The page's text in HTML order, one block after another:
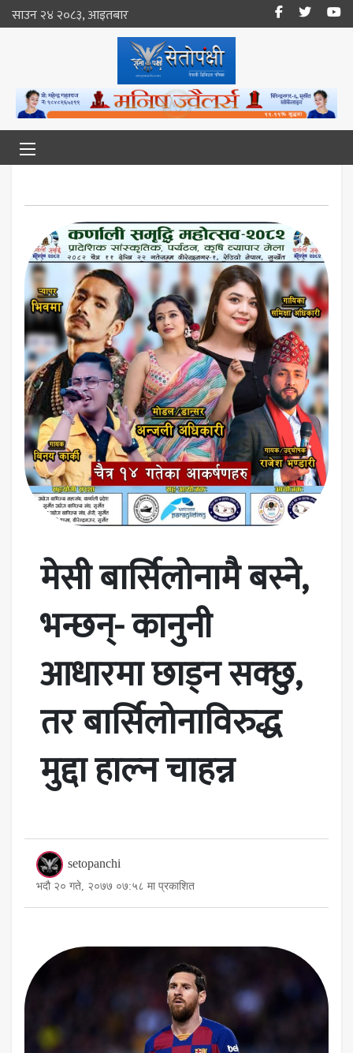
साउन २४ २०८३, आइतबार
मेसी बार्सिलोनामै बस्ने,
भन्छन्- कानुनी
आधारमा छाड्न सक्छु,
तर बार्सिलोनाविरुद्ध
मुद्दा हाल्न चाहन्न
setopanchi
भदौ २० गते, २०७७ ०७:५८ मा प्रकाशित